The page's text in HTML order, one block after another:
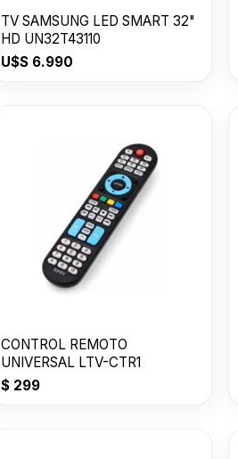
TV SAMSUNG LED SMART 32"
HD UN32T43110
U$S6.990
CONTROL REMOTO
UNIVERSAL LTV-CTR1
$299